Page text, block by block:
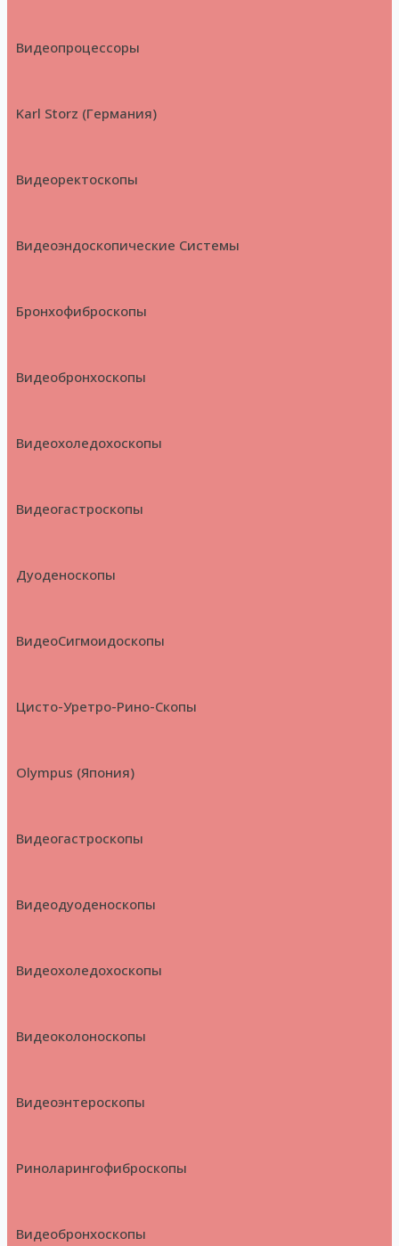
Видеопроцессоры
Karl Storz (Германия)
Видеоректоскопы
Видеоэндоскопические Системы
Бронхофиброскопы
Видеобронхоскопы
Видеохоледохоскопы
Видеогастроскопы
Дуоденоскопы
ВидеоСигмоидоскопы
Цисто-Уретро-Рино-Скопы
Olympus (Япония)
Видеогастроскопы
Видеодуоденоскопы
Видеохоледохоскопы
Видеоколоноскопы
Видеоэнтероскопы
Риноларингофиброскопы
Видеобронхоскопы